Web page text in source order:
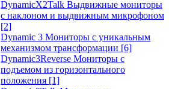
DynamicX2Talk Выдвижные мониторы
с наклоном и выдвижным микрофоном
[2]
Dynamic 3 Мониторы с уникальным
механизмом трансформации [6]
Dynamic3Reverse Мониторы с
подъемом из горизонтального
положения [1]